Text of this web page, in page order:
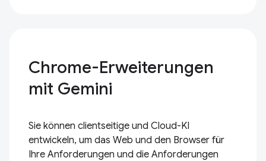
Chrome-Erweiterungen
mit Gemini
Sie können clientseitige und Cloud-KI
entwickeln, um das Web und den Browser für
Ihre Anforderungen und die Anforderungen